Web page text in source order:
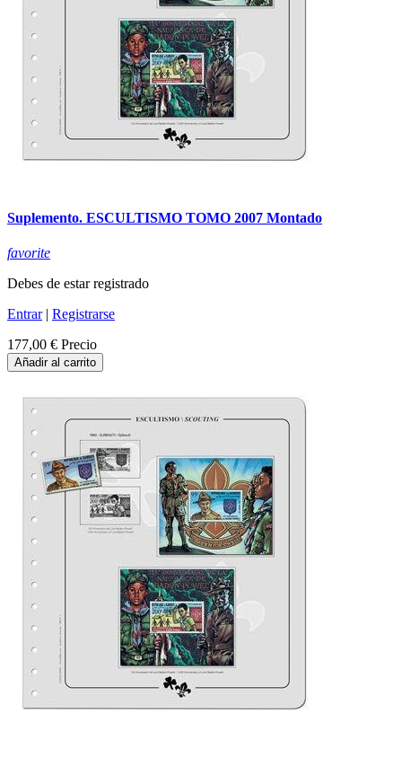
Suplemento. ESCULTISMO TOMO 2007 Montado
favorite
Debes de estar registrado
Entrar| Registrarse
177,00 € Precio
Añadir al carrito